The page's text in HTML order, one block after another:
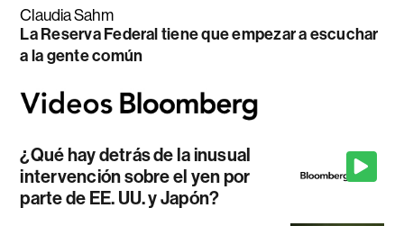
Claudia Sahm
La Reserva Federal tiene que empezar a escuchar
a la gente común
¿Qué hay detrás de la inusual
intervención sobre el yen por
parte de EE. UU. y Japón?